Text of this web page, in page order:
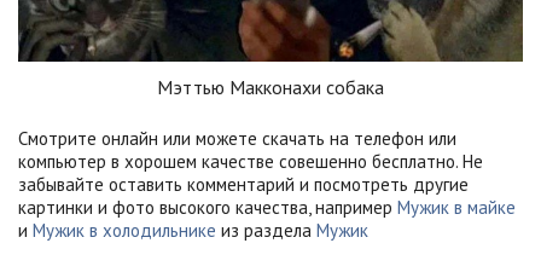
Мэттью Макконахи собака
Смотрите онлайн или можете скачать на телефон или
компьютер в хорошем качестве совешенно бесплатно. Не
забывайте оставить комментарий и посмотреть другие
картинки и фото высокого качества, например Мужик в майке
и Мужик в холодильнике из раздела Мужик